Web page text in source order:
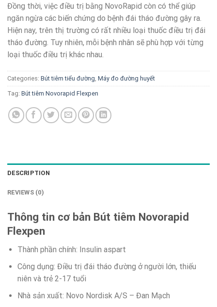
Đồng thời, việc điều trị bằng NovoRapid còn có thể giúp
ngăn ngừa các biến chứng do bệnh đái tháo đường gây ra.
Hiện nay, trên thị trường có rất nhiều loại thuốc điều trị đái
tháo đường. Tuy nhiên, mỗi bệnh nhân sẽ phù hợp với từng
loại thuốc điều trị khác nhau.
Categories: Bút tiêm tiểu đường, Máy đo đường huyết
Tag: Bút tiêm Novorapid Flexpen
DESCRIPTION
REVIEWS (0)
Thông tin cơ bản Bút tiêm Novorapid
Flexpen
Thành phần chính: Insulin aspart
Công dụng: Điều trị đái tháo đường ở người lớn, thiếu
niên và trẻ 2-17 tuổi
Nhà sản xuất: Novo Nordisk A/S – Đan Mạch